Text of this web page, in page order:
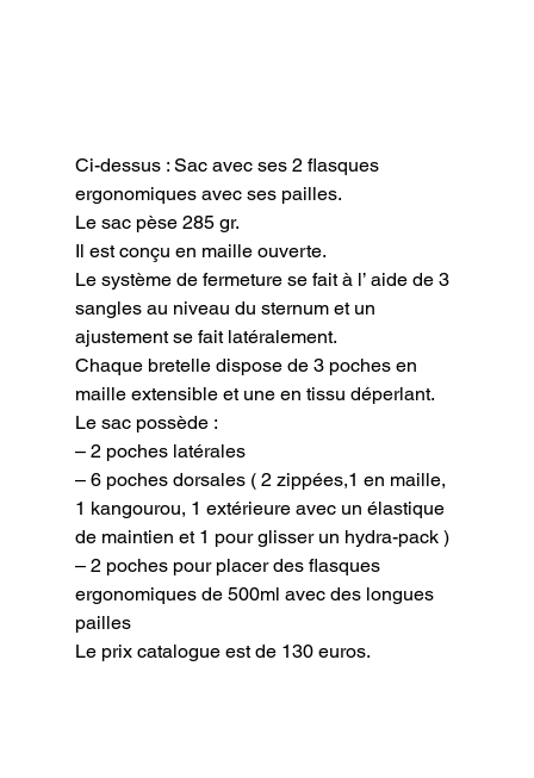
Ci-dessus : Sac avec ses 2 flasques
ergonomiques avec ses pailles.
Le sac pèse 285 gr.
Il est conçu en maille ouverte.
Le système de fermeture se fait à l’ aide de 3
sangles au niveau du sternum et un
ajustement se fait latéralement.
Chaque bretelle dispose de 3 poches en
maille extensible et une en tissu déperlant.
Le sac possède :
– 2 poches latérales
– 6 poches dorsales ( 2 zippées,1 en maille,
1 kangourou, 1 extérieure avec un élastique
de maintien et 1 pour glisser un hydra-pack )
– 2 poches pour placer des flasques
ergonomiques de 500ml avec des longues
pailles
Le prix catalogue est de 130 euros.